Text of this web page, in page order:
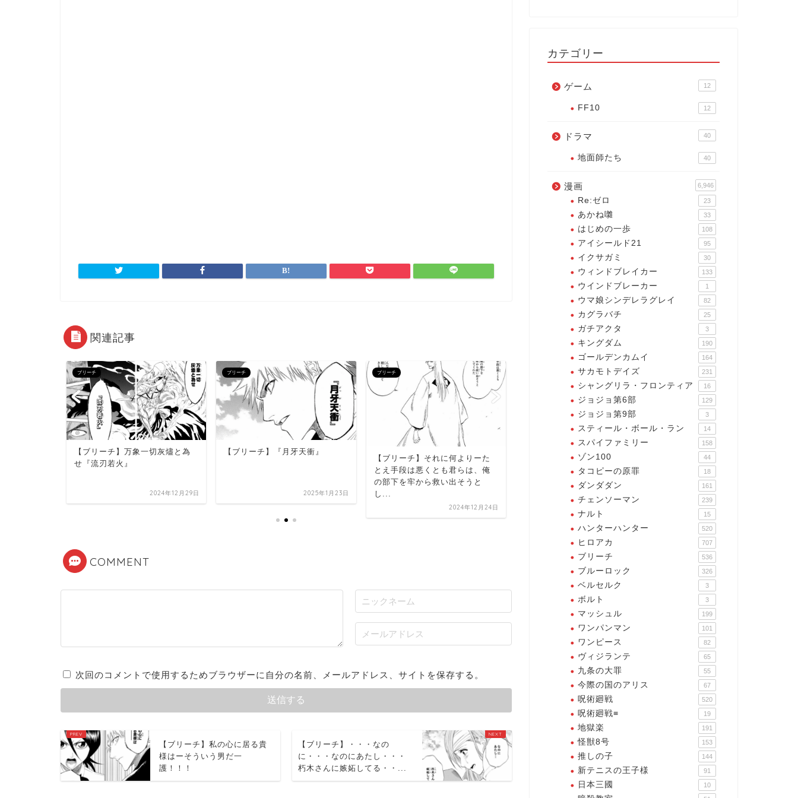
関連記事
ブリーチ
【ブリーチ】万象一切灰燼と為
せ『流刃若火』
2024年12月29日
ブリーチ
【ブリーチ】『月牙天衝』
2025年1月23日
ブリーチ
【ブリーチ】それに何よりーた
とえ手段は悪くとも君らは、俺
の部下を牢から救い出そうと
し...
2024年12月24日
【ブリーチ】万象一切灰燼と為
せ『流刃若火』
【ブリーチ】『月牙天衝』
COMMENT
次回のコメントで使用するためブラウザーに自分の名前、メールアドレス、サイトを保存する。
【ブリーチ】私の心に居る貴
様はーそういう男だ一
護！！！
【ブリーチ】・・・なの
に・・・なのにあたし・・・
朽木さんに嫉妬してる・・...
カテゴリー
ゲーム 12
FF10 12
ドラマ 40
地面師たち 40
漫画 6,946
Re:ゼロ 23
あかね囃 33
はじめの一歩 108
アイシールド21 95
イクサガミ 30
ウィンドブレイカー 133
ウインドブレーカー 1
ウマ娘シンデレラグレイ 82
カグラバチ 25
ガチアクタ 3
キングダム 190
ゴールデンカムイ 164
サカモトデイズ 231
シャングリラ・フロンティア 16
ジョジョ第6部 129
ジョジョ第9部 3
スティール・ボール・ラン 14
スパイファミリー 158
ゾン100 44
タコピーの原罪 18
ダンダダン 161
チェンソーマン 239
ナルト 15
ハンターハンター 520
ヒロアカ 707
ブリーチ 536
ブルーロック 326
ベルセルク 3
ボルト 3
マッシュル 199
ワンパンマン 101
ワンピース 82
ヴィジランテ 65
九条の大罪 55
今際の国のアリス 67
呪術廻戦 520
呪術廻戦≡ 19
地獄楽 191
怪獣8号 153
推しの子 144
新テニスの王子様 91
日本三國 10